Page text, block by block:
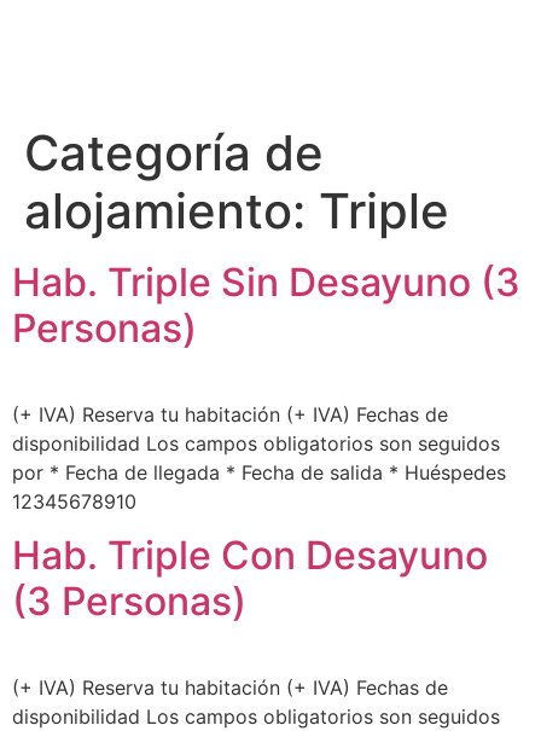
Categoría de
alojamiento: Triple
Hab. Triple Sin Desayuno (3
Personas)
(+ IVA) Reserva tu habitación (+ IVA) Fechas de
disponibilidad Los campos obligatorios son seguidos
por * Fecha de llegada * Fecha de salida * Huéspedes
12345678910
Hab. Triple Con Desayuno
(3 Personas)
(+ IVA) Reserva tu habitación (+ IVA) Fechas de
disponibilidad Los campos obligatorios son seguidos